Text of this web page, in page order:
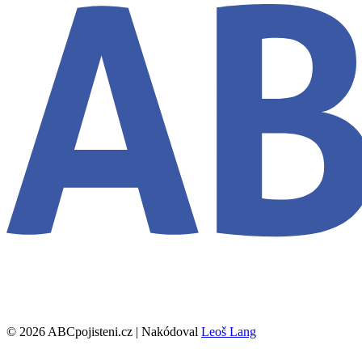
© 2026 ABCpojisteni.cz | Nakódoval Leoš Lang